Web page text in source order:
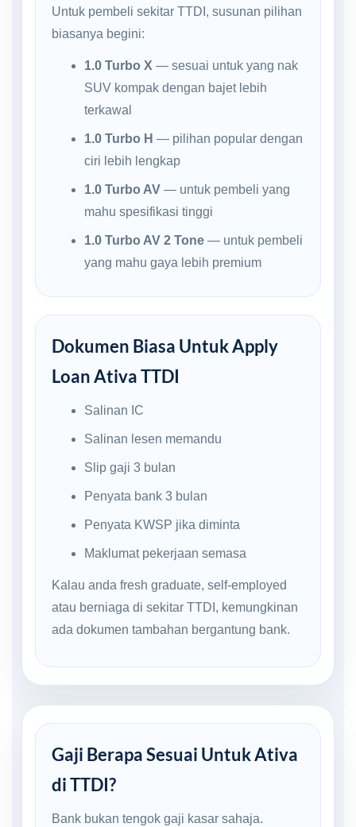
Untuk pembeli sekitar TTDI, susunan pilihan
biasanya begini:
1.0 Turbo X — sesuai untuk yang nak
SUV kompak dengan bajet lebih
terkawal
1.0 Turbo H — pilihan popular dengan
ciri lebih lengkap
1.0 Turbo AV— untuk pembeli yang
mahu spesifikasi tinggi
1.0 Turbo AV 2 Tone— untuk pembeli
yang mahu gaya lebih premium
Dokumen Biasa Untuk Apply
Loan Ativa TTDI
Salinan IC
Salinan lesen memandu
Slip gaji 3 bulan
Penyata bank 3 bulan
Penyata KWSP jika diminta
Maklumat pekerjaan semasa
Kalau anda fresh graduate, self-employed
atau berniaga di sekitar TTDI, kemungkinan
ada dokumen tambahan bergantung bank.
Gaji Berapa Sesuai Untuk Ativa
di TTDI?
Bank bukan tengok gaji kasar sahaja.